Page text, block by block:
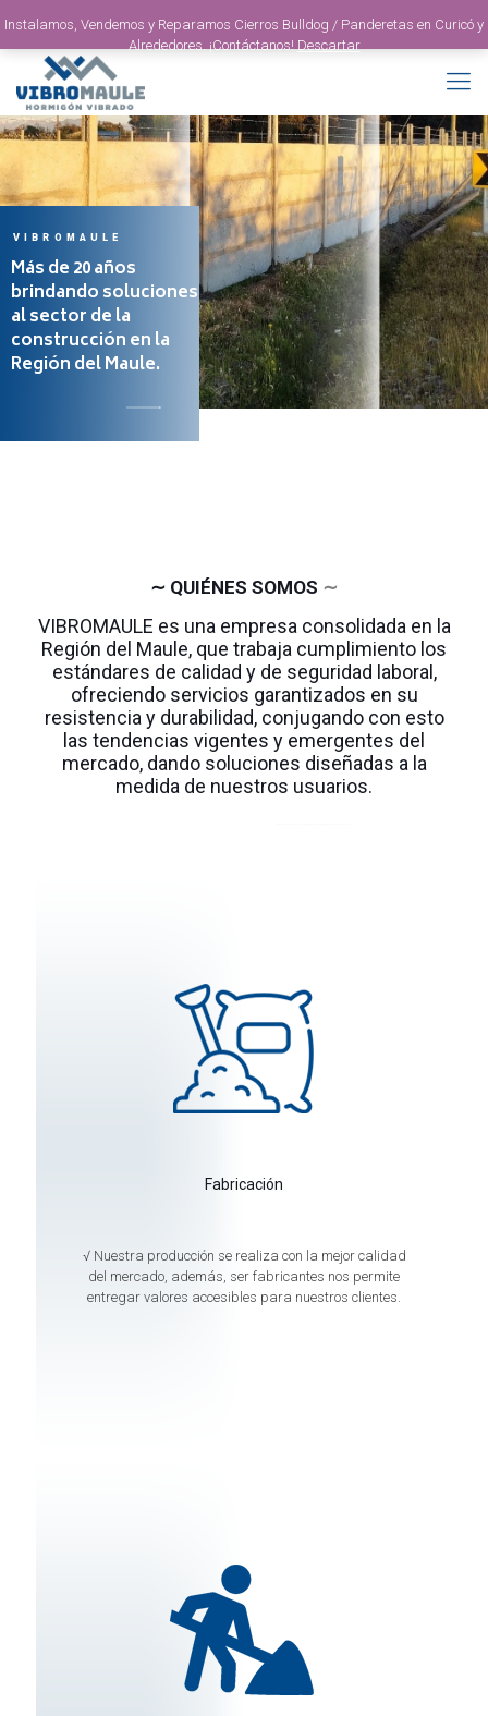
VIBROMAULE
Más de 20 años
brindando soluciones
al sector de la
construcción en la
Región del Maule.
∼ QUIÉNES SOMOS ∼
VIBROMAULE es una empresa consolidada en la
Región del Maule, que trabaja cumplimiento los
estándares de calidad y de seguridad laboral,
ofreciendo servicios garantizados en su
resistencia y durabilidad, conjugando con esto
las tendencias vigentes y emergentes del
mercado, dando soluciones diseñadas a la
medida de nuestros usuarios.
Fabricación
√ Nuestra producción se realiza con la mejor calidad
del mercado, además, ser fabricantes nos permite
entregar valores accesibles para nuestros clientes.
Instalamos, Vendemos y Reparamos Cierros Bulldog / Panderetas en Curicó y
Alrededores. ¡Contáctanos!Descartar